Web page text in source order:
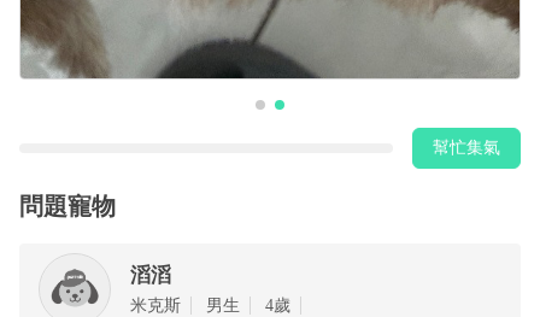
幫忙集氣
問題寵物
滔滔
‎米克斯 男生 4歲